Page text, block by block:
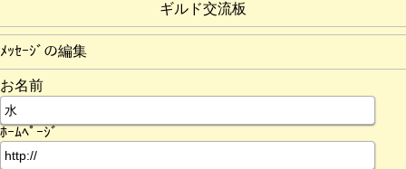
ギルド交流板
ﾒｯｾｰｼﾞの編集
お名前
ﾎｰﾑﾍﾟｰｼﾞ